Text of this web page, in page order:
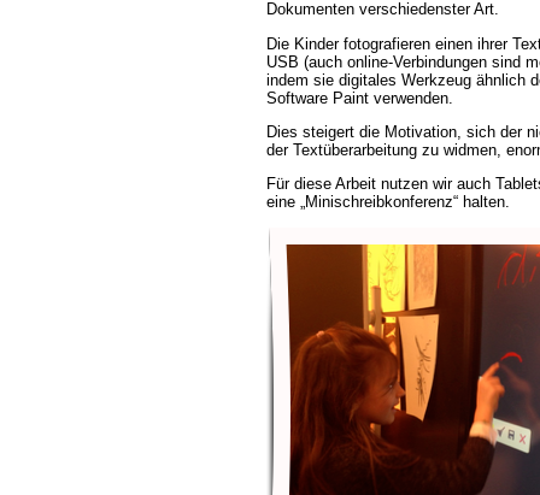
Dokumenten verschiedenster Art.
Die Kinder fotografieren einen ihrer
USB (auch online-Verbindungen sind
indem sie digitales Werkzeug ähnlich
Software Paint verwenden.
Dies steigert die Motivation, sich der
der Textüberarbeitung zu widmen,
Für diese Arbeit nutzen wir auch
eine „Minischreibkonferenz“ halten.